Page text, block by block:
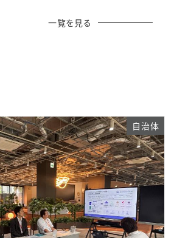
一覧を見る
自治体